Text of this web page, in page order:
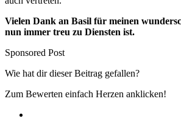
Vielen Dank an Basil für meinen
nun immer treu zu Diensten ist.
Sponsored Post
Wie hat dir dieser Beitrag gefallen?
Zum Bewerten einfach Herzen anklicken!